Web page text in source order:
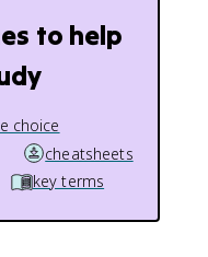
to help
choice
cheatsheets
key terms